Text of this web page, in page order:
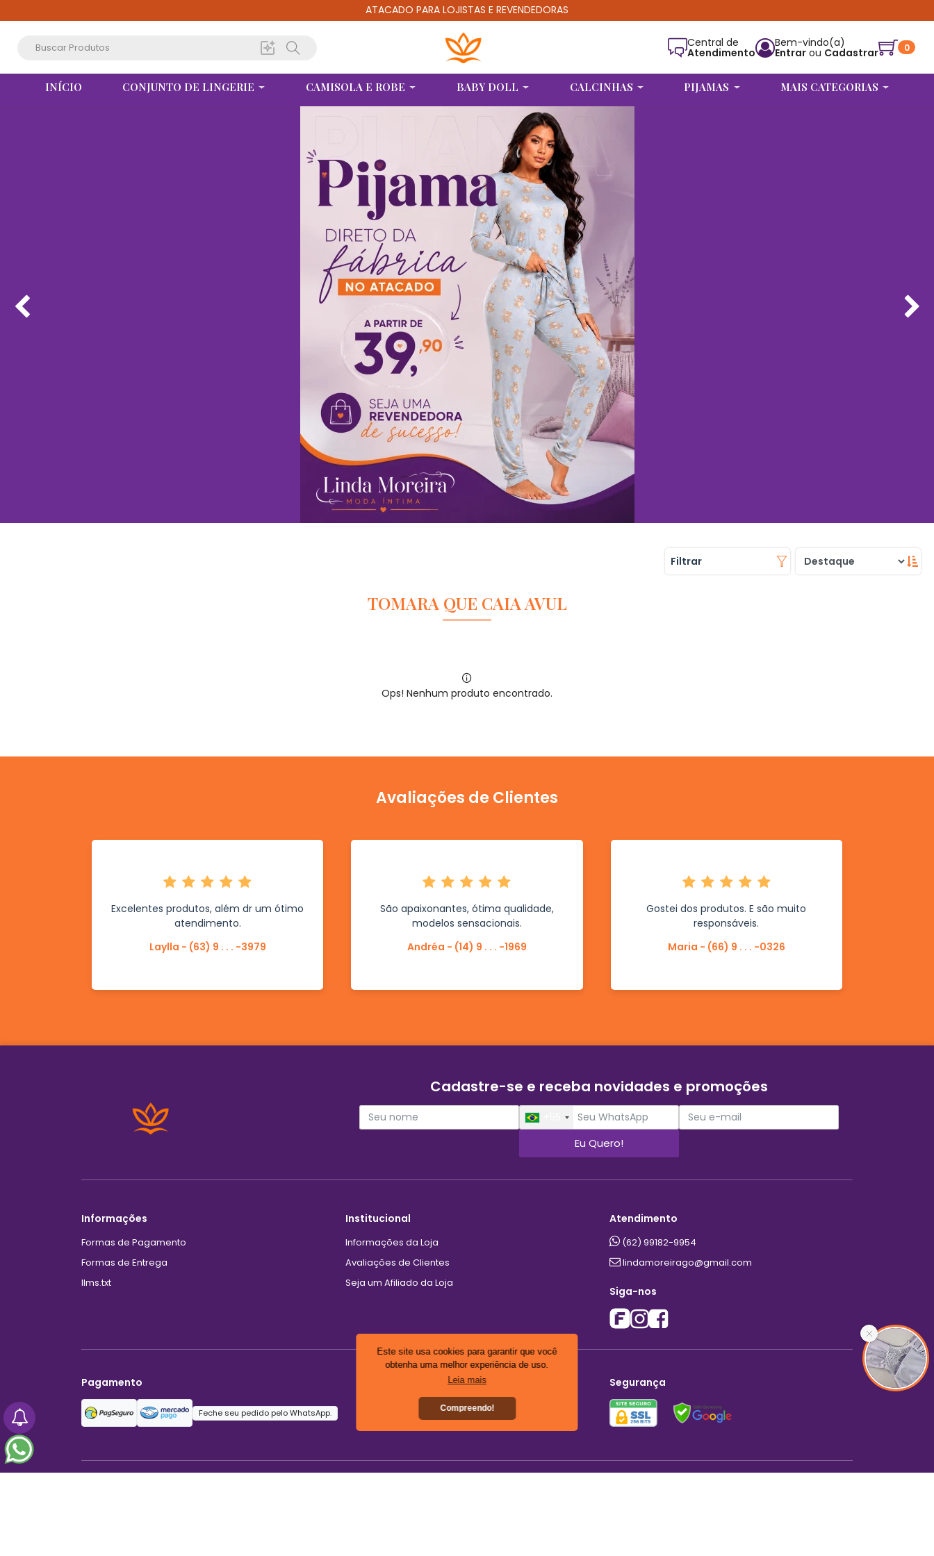
Este site usa cookies para garantir que você
obtenha uma melhor experiência de uso.
Leia mais
Compreendo!
ATACADO PARA LOJISTAS E REVENDEDORAS
Central de
Atendimento
Bem-vindo(a)
Entrar ou Cadastrar 0
INÍCIO CONJUNTO DE LINGERIE CAMISOLA E ROBE BABY DOLL CALCINHAS PIJAMAS MAIS CATEGORIAS
Filtrar
TOMARA QUE CAIA AVUL
Ops! Nenhum produto encontrado.
Avaliações de Clientes
Excelentes produtos, além dr um ótimo
atendimento.
Laylla - (63) 9 . . . -3979
São apaixonantes, ótima qualidade,
modelos sensacionais.
Andréa - (14) 9 . . . -1969
Gostei dos produtos. E são muito
responsáveis.
Maria - (66) 9 . . . -0326
Cadastre-se e receba novidades e promoções
Eu Quero!
Informações
Formas de Pagamento
Formas de Entrega
llms.txt
Institucional
Informações da Loja
Avaliações de Clientes
Seja um Afiliado da Loja
Atendimento
(62) 99182-9954
lindamoreirago@gmail.com
Siga-nos
Pagamento
Feche seu pedido pelo WhatsApp.
Segurança
CALCINHA CORAÇÃO PERSONALIZAR
(BRANCO)